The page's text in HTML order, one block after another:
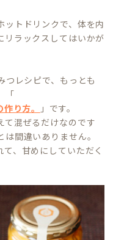
ットドリンクで、体を内
リラックスしてはいかが
レシピで、もっとも
「
り方。
」です。
て混ぜるだけなのです
間違いありません。
、甘めにしていただく